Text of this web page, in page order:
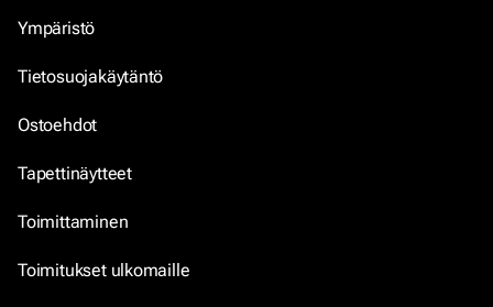
Ympäristö
Tietosuojakäytäntö
Ostoehdot
Tapettinäytteet
Toimittaminen
Toimitukset ulkomaille